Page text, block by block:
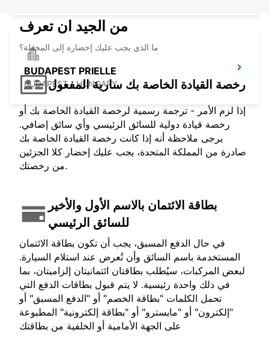
BUDAPEST PRIELLE
BUDAPEST - HUNGARY
من الجيد ان تعرف
ما الذي يجب عليك إحضاره إلى المحطة؟
رخصة القيادة الخاصة بك سارية المفعول
إذا لزم الأمر - ترجمة رسمية لرخصة القيادة الخاصة بك أو
رخصة قيادة دولية للسائق الرئيسي وأي سائق إضافي.
يرجى ملاحظة أنه إذا كانت رخصة القيادة الخاصة بك
صادرة من المملكة المتحدة، يجب عليك إحضار كلا الجزئين
من رخصتك.
بطاقة الائتمان بالاسم الأول والأخير
للسائق الرئيسي
في حال الدفع المسبق، يجب أن تكون بطاقة الائتمان
المستخدمة باسم السائق وأن تُعرض عند استلام السيارة.
لبعض المركبات، سيُطلب بطاقتان ائتمانيتان إلزاميتان، بما
في ذلك واحدة رئيسية. لا يتم قبول بطاقات الدفع التي
تحمل الكلمات "بطاقة الخصم" أو "الدفع المسبق" أو
"إلكترون" أو "مايسترو" أو "بطاقة إلكترونية" المطبوعة
على الجهة الأمامية أو الخلفية من بطاقتك